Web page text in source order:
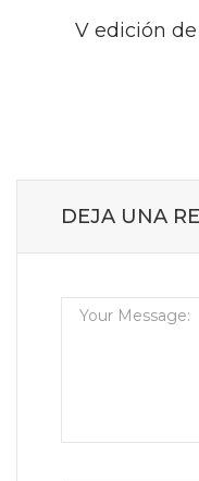
V edición
DEJA UNA